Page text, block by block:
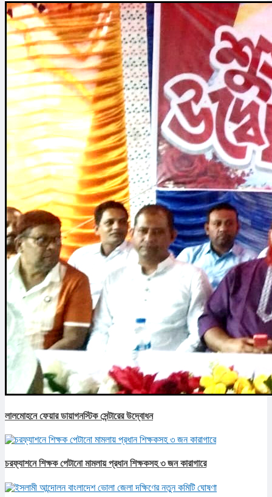
লালমোহনে ফেয়ার ডায়াগনস্টিক সেন্টারের উদ্বোধন
চরফ্যাশনে শিক্ষক পেটানো মামলায় প্রধান শিক্ষকসহ ৩ জন কারাগারে